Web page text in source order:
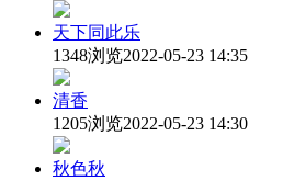
天下同此乐
1348浏览2022-05-23 14:35
清香
1205浏览2022-05-23 14:30
秋色秋